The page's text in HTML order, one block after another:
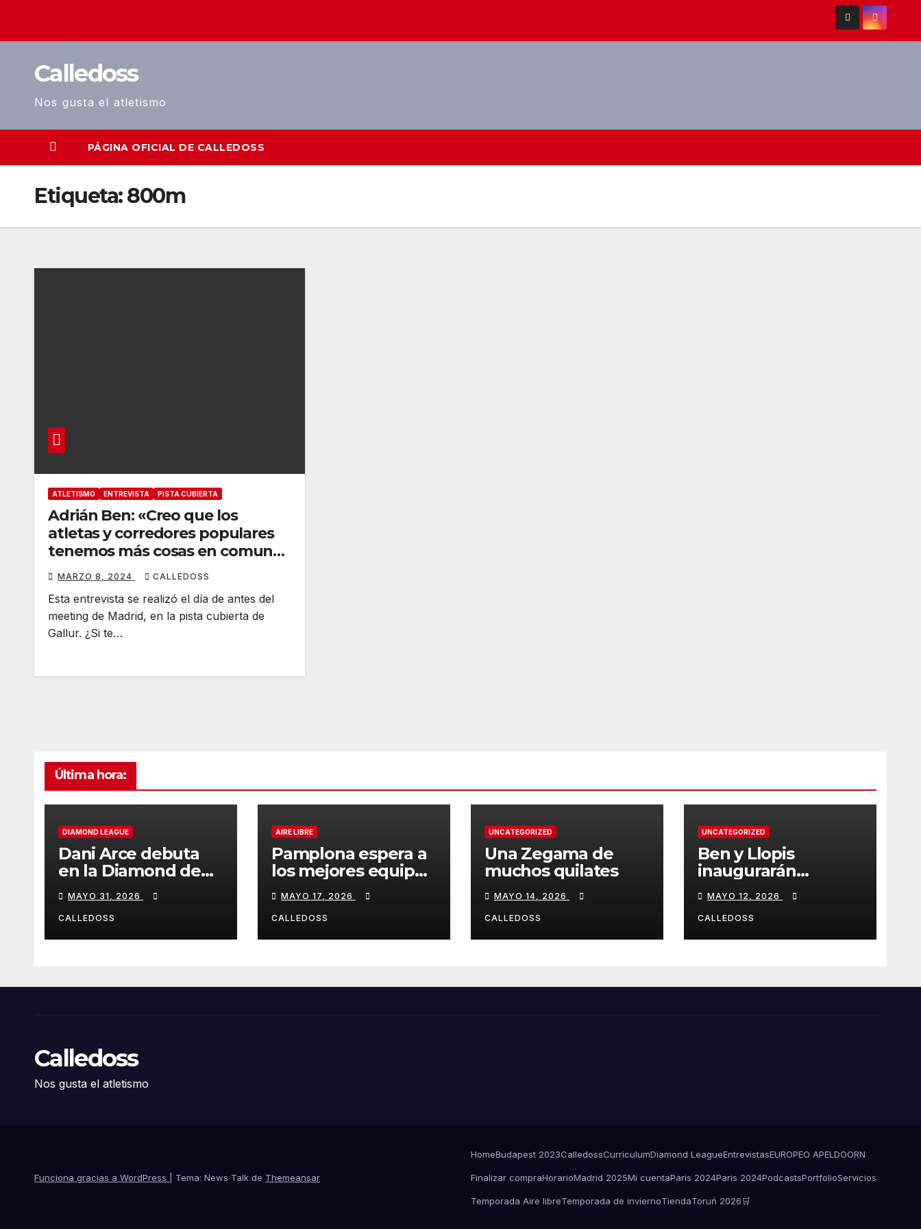
Calledoss
Nos gusta el atletismo
PÁGINA OFICIAL DE CALLEDOSS
Etiqueta:800m
ATLETISMO ENTREVISTA PISTA CUBIERTA
Adrián Ben: «Creo que los
atletas y corredores populares
tenemos más cosas en comun
de lo que realmente hemos
compartido hasta ahora»
MARZO 8, 2024 CALLEDOSS
Esta entrevista se realizó el día de antes del
meeting de Madrid, en la pista cubierta de
Gallur. ¿Si te…
Última hora:
DIAMOND LEAGUE
Dani Arce debuta
en la Diamond de
Rabat
MAYO 31, 2026
CALLEDOSS
AIRE LIBRE
Pamplona espera a
los mejores equipos
de la Liga Joma e
Iberdrola
MAYO 17, 2026
CALLEDOSS
UNCATEGORIZED
Una Zegama de
muchos quilates
MAYO 14, 2026
CALLEDOSS
UNCATEGORIZED
Ben y Llopis
inaugurarán
temporada de
Diamond
MAYO 12, 2026
CALLEDOSS
Calledoss
Nos gusta el atletismo
Funciona gracias a WordPress Tema: News Talk de Themeansar
HomeBudapest 2023CalledossCurriculumDiamond LeagueEntrevistasEUROPEO APELDOORN
Finalizar compraHorarioMadrid 2025Mi cuentaParis 2024Paris 2024PodcastsPortfolioServicios
Temporada Aire libreTemporada de inviernoTiendaToruń 2026🛒